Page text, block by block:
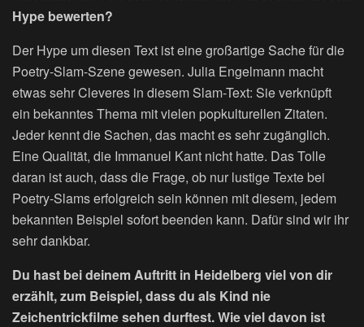
Hype bewerten?
Der Hype um diesen Text ist eine großartige Sache für die
Poetry-Slam-Szene gewesen. Julia Engelmann macht
etwas sehr Cleveres in diesem Slam-Text: Sie verknüpft
ein bekanntes Thema mit vielen popkulturellen Zitaten.
Jeder kennt die Sachen, das macht es sehr zugänglich.
Eine Qualität, die Immanuel Kant nicht hatte. Das Tolle
daran ist auch, dass die Frage, ob nur lustige Texte bei
Poetry-Slams erfolgreich sein können mit diesem, jedem
bekannten Beispiel sofort beenden kann. Dafür sind wir ihr
sehr dankbar.
Du hast bei deinem Auftritt in Heidelberg viel von dir
erzählt, zum Beispiel, dass du als Kind nie
Zeichentrickfilme sehen durftest. Wie viel davon ist